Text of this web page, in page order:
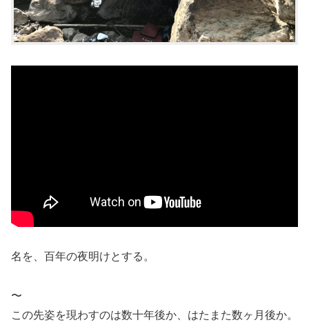
名を、百年の夜明けとする。
〜
この先姿を現わすのは数十年後か、はたまた数ヶ月後か。